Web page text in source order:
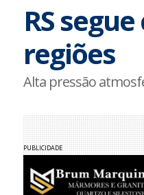
RS
regiões
Alta pressão
PUBLICIDADE